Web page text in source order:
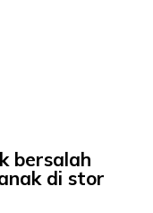
bersalah
di stor